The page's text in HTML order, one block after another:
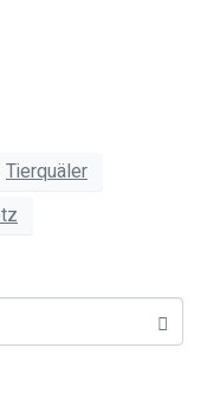
Tierquäler